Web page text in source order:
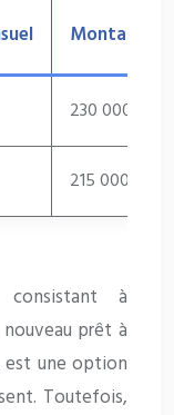
Montant
230 000 €
215 000 €
à
prêt à
est une option
Toutefois,